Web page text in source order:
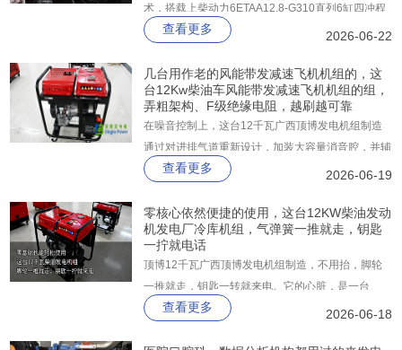
术，搭载上柴动力6ETAA12.8-G310直列6缸四冲程
电控高压共轨柴油发动机，配合四气门技术，在
力。机组支持一机双频（50Hz/60Hz），一步到位
满足国三排放标准，并预留国四升级接口。
查看更多 2026-06-22
几台用作老的风能带发减速飞机机组的，这
台12Kw柴油车风能带发减速飞机机组的组，
弄粗架构、F级绝缘电阻，越刷越可靠
在噪音控制上，这台12千瓦广西顶博发电机组制造
通过对进排气道重新设计，加装大容量消音腔，并辅
以隔音棉与密封罩，7米处噪音实测仅87分贝。
查看更多 2026-06-19
零核心依然便捷的使用，这台12KW柴油发动
机发电厂冷库机组，气弹簧一推就走，钥匙
一拧就电话
顶博12千瓦广西顶博发电机组制造​，不用抬，脚轮
一推就走，钥匙一转就来电。它的心脏，是一台
997cc双缸柴油机，平顺省油，强制风冷不怕过热。
查看更多 2026-06-18